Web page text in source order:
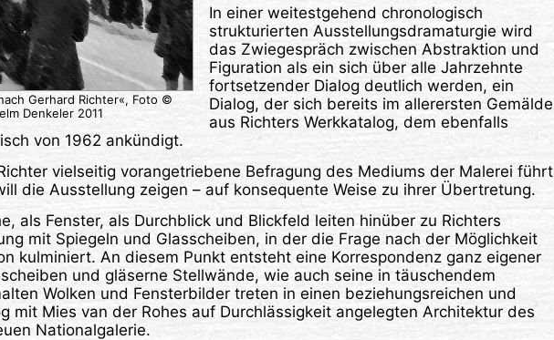
Gerhard Richter«, Foto ©
Denkeler 2011
In einer weitestgehend chronologisch
strukturierten Ausstellungsdramaturgie wird
das Zwiegespräch zwischen Abstraktion und
Figuration als ein sich über alle Jahrzehnte
fortsetzender Dialog deutlich werden, ein
Dialog, der sich bereits im allerersten Gemälde
aus Richters Werkkatalog, dem ebenfalls
von 1962 ankündigt.
vielseitig vorangetriebene Befragung des Mediums der Malerei führt
die Ausstellung zeigen – auf konsequente Weise zu ihrer Übertretung.
als Fenster, als Durchblick und Blickfeld leiten hinüber zu Richters
mit Spiegeln und Glasscheiben, in der die Frage nach der Möglichkeit
kulminiert. An diesem Punkt entsteht eine Korrespondenz ganz eigener
und gläserne Stellwände, wie auch seine in täuschendem
Wolken und Fensterbilder treten in einen beziehungsreichen und
mit Mies van der Rohes auf Durchlässigkeit angelegten Architektur des
Nationalgalerie.